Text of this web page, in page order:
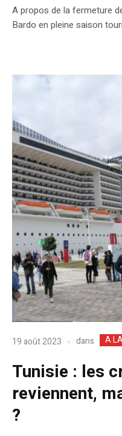
A propos de la fermeture
Bardo en pleine saison
19 août 2023 dans A
Tunisie : les
reviennent,
?